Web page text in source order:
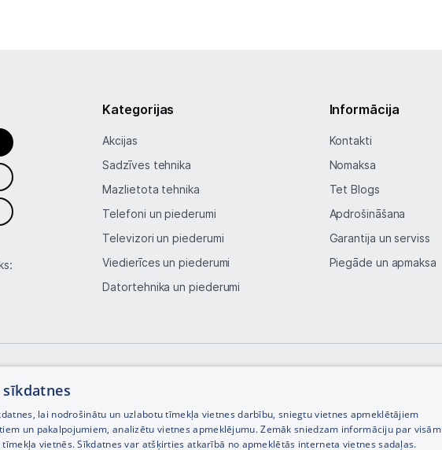
Kategorijas
Akcijas
Sadzīves tehnika
Mazlietota tehnika
Telefoni un piederumi
Televizori un piederumi
Viedierīces un piederumi
Datortehnika un piederumi
Informācija
Kontakti
Nomaksa
Tet Blogs
Apdrošināšana
Garantija un serviss
Piegāde un apmaksa
lai nodrošinātu un uzlabotu tīmekļa vietnes darbību, sniegtu vietnes apmeklētājiem
un pakalpojumiem, analizētu vietnes apmeklējumu. Zemāk sniedzam informāciju par visām
vietnēs. Sīkdatnes var atšķirties atkarībā no apmeklētās interneta vietnes sadaļas.